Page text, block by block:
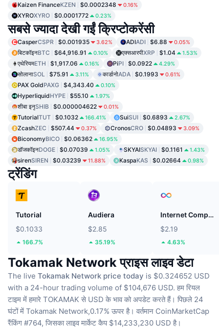
Kaizen FinanceKZEN $0.0002348 0.16%
XYROXYRO $0.0001772 0.23%
सबसे ज्यादा देखी गईं क्रिप्टोकरेंसी
CasperCSPR $0.001935 3.62% ADIADI $6.88 0.05%
बिटकॉइनBTC $64,916.91 0.10% एक्सआरपीXRP $1.04 1.53%
एथेरियमETH $1,917.06 0.16% PiPI $0.0922 4.29%
सोलानाSOL $75.91 3.11% कार्डानोADA $0.1993 0.61%
PAX GoldPAXG $4,343.40 0.10%
HyperliquidHYPE $55.10 1.97%
शीबा इनुSHIB $0.000004622 0.01%
TutorialTUT $0.1032 166.41% SuiSUI $0.6893 2.67%
ZcashZEC $507.44 0.37% CronosCRO $0.04893 3.09%
BiconomyBICO $0.06362 16.95%
डॉजकॉइनDOGE $0.07039 1.05% SKYAISKYAI $0.1161 1.43%
sirenSIREN $0.03239 11.88% KaspaKAS $0.02664 0.98%
ट्रेंडिंग
Tutorial
$0.1033
166.7%
Audiera
$2.85
35.19%
Internet Computer
$2.19
4.63%
Tokamak Network प्राइस लाइव डेटा
The live Tokamak Network price today is $0.324652 USD
with a 24-hour trading volume of $104,676 USD. हम रियल
टाइम में हमारे TOKAMAK से USD के भाव को अपडेट करते हैं। पिछले 24
घंटों में Tokamak Network,0.17% ऊपर है। वर्तमान CoinMarketCap
रैंकिंग #764, जिसका लाइव मार्केट कैप $14,233,230 USD है।